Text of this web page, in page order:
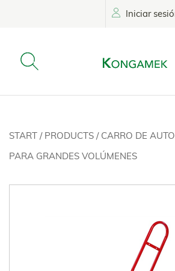
Iniciar
START / PRODUCTS / CARRO DE
PARA GRANDES VOLÚMENES